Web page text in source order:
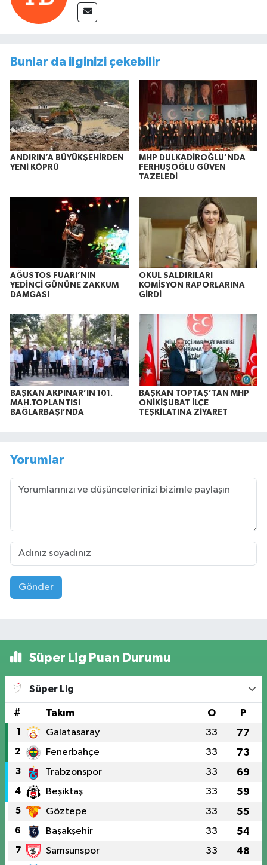
Bunlar da ilginizi çekebilir
ANDIRIN’A BÜYÜKŞEHİRDEN
YENİ KÖPRÜ
MHP DULKADİROĞLU’NDA
FERHUŞOĞLU GÜVEN
TAZELEDİ
AĞUSTOS FUARI’NIN
YEDİNCİ GÜNÜNE ZAKKUM
DAMGASI
OKUL SALDIRILARI
KOMİSYON RAPORLARINA
GİRDİ
BAŞKAN AKPINAR’IN 101.
MAH.TOPLANTISI
BAĞLARBAŞI’NDA
BAŞKAN TOPTAŞ’TAN MHP
ONİKİŞUBAT İLÇE
TEŞKİLATINA ZİYARET
Yorumlar
Gönder
Süper Lig Puan Durumu
Süper Lig
# Takım O P
1 Galatasaray 33 77
2 Fenerbahçe 33 73
3 Trabzonspor 33 69
4 Beşiktaş 33 59
5 Göztepe 33 55
6 Başakşehir 33 54
7 Samsunspor 33 48